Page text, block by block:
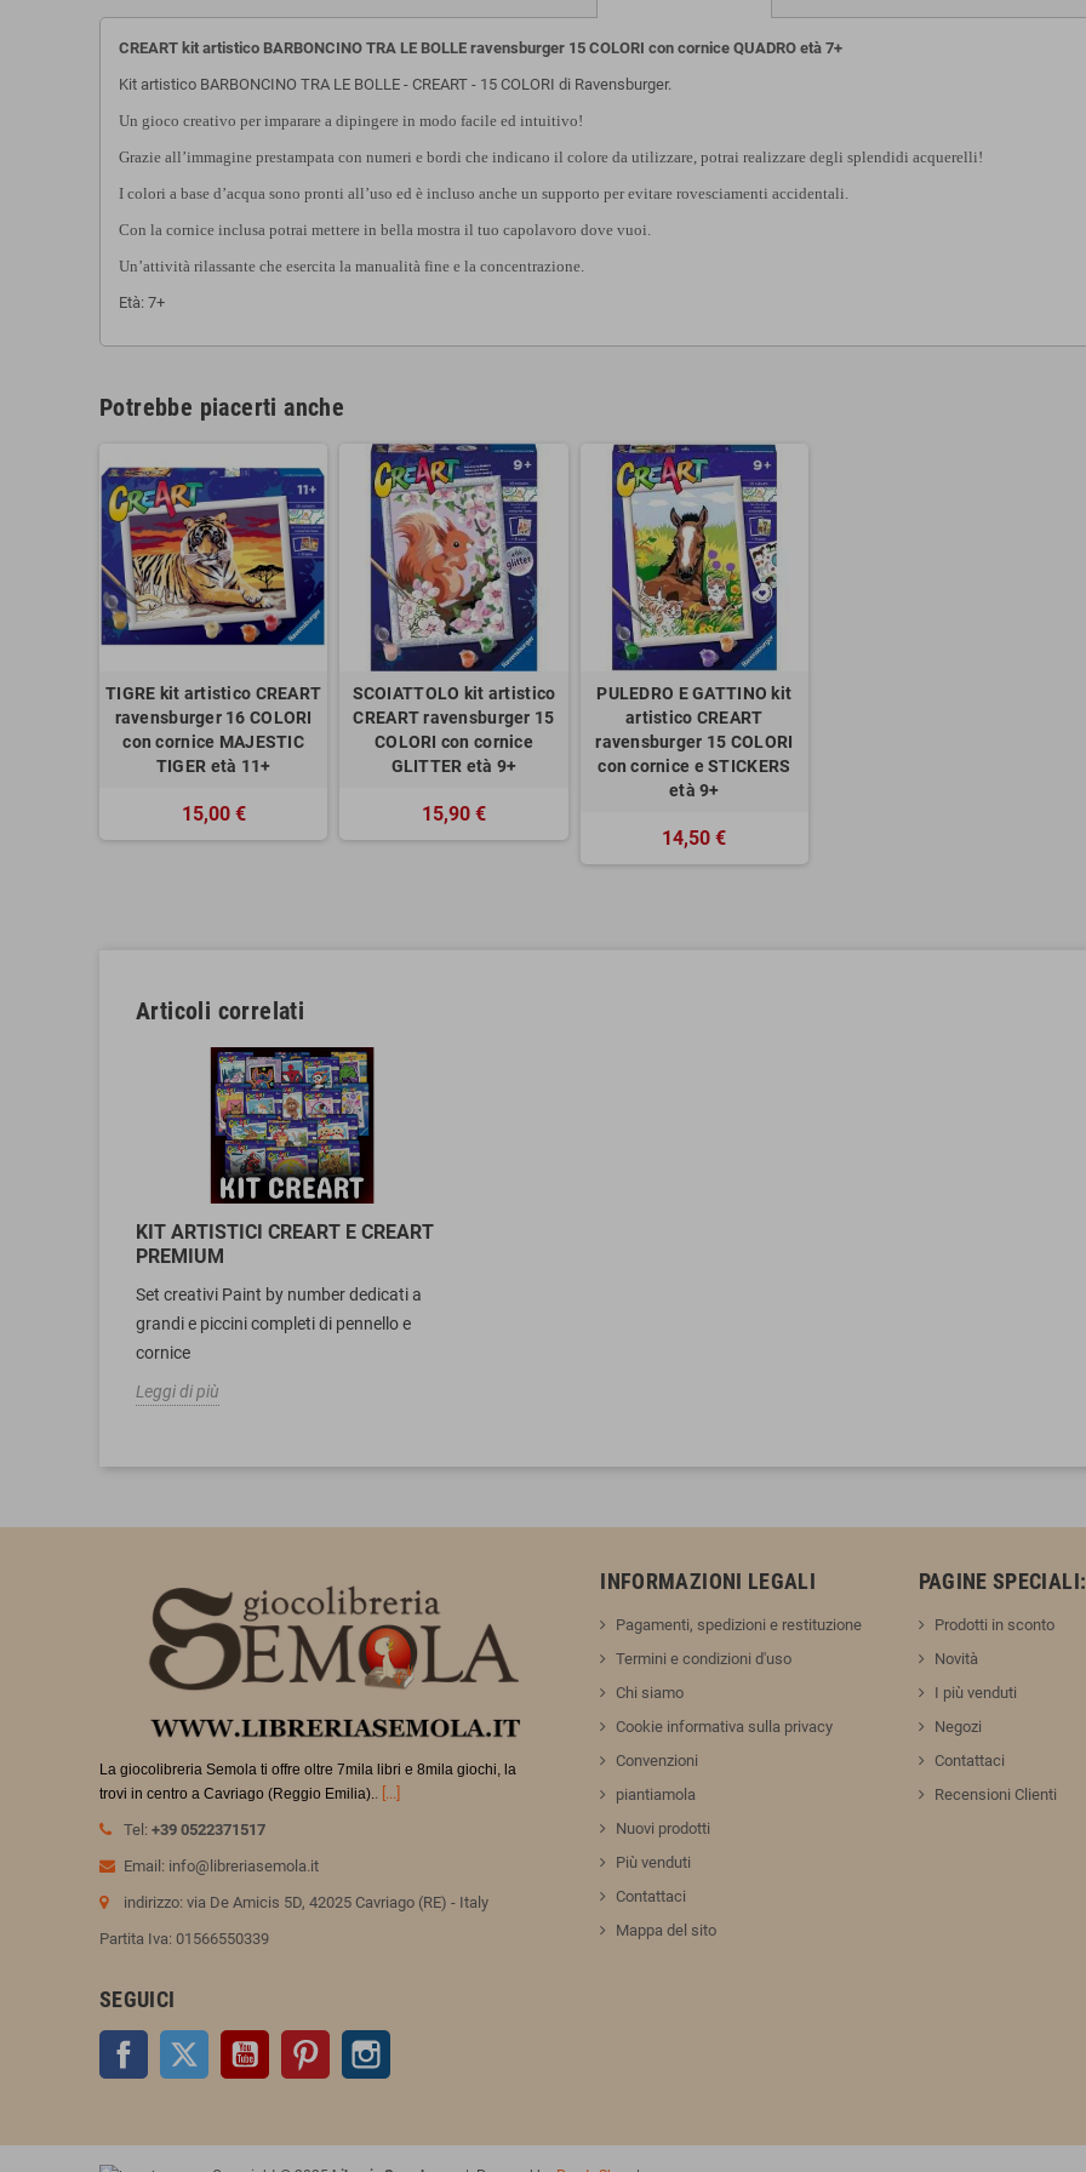
CREART kit artistico BARBONCINO TRA LE BOLLE ravensburger 15 COLORI con cornice QUADRO età 7+
Kit artistico BARBONCINO TRA LE BOLLE - CREART - 15 COLORI di Ravensburger.
Un gioco creativo per imparare a dipingere in modo facile ed intuitivo!
Grazie all’immagine prestampata con numeri e bordi che indicano il colore da utilizzare, potrai realizzare degli splendidi acquerelli!
I colori a base d’acqua sono pronti all’uso ed è incluso anche un supporto per evitare rovesciamenti accidentali.
Con la cornice inclusa potrai mettere in bella mostra il tuo capolavoro dove vuoi.
Un’attività rilassante che esercita la manualità fine e la concentrazione.
Età: 7+
Potrebbe piacerti anche
TIGRE kit artistico CREART
ravensburger 16 COLORI
con cornice MAJESTIC
TIGER età 11+
15,00 €
SCOIATTOLO kit artistico
CREART ravensburger 15
COLORI con cornice
GLITTER età 9+
15,90 €
PULEDRO E GATTINO kit
artistico CREART
ravensburger 15 COLORI
con cornice e STICKERS
età 9+
14,50 €
Articoli correlati
KIT ARTISTICI CREART E CREART
PREMIUM
Set creativi Paint by number dedicati a
grandi e piccini completi di pennello e
cornice
Leggi di più
La giocolibreria Semola ti offre oltre 7mila libri e 8mila giochi, la
trovi in centro a Cavriago (Reggio Emilia). . [...]
Tel: +39 0522371517
Email: info@libreriasemola.it
indirizzo: via De Amicis 5D, 42025 Cavriago (RE) - Italy
Partita Iva: 01566550339
SEGUICI
Facebook Twitter YouTube Pinterest
INFORMAZIONI LEGALI
Pagamenti, spedizioni e restituzione
Termini e condizioni d'uso
Chi siamo
Cookie informativa sulla privacy
Convenzioni
piantiamola
Nuovi prodotti
Più venduti
Contattaci
Mappa del sito
PAGINE SPECIALI:
Prodotti in sconto
Novità
I più venduti
Negozi
Contattaci
Recensioni Clienti